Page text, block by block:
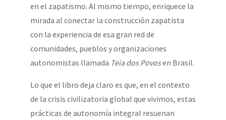
en el zapatismo. Al mismo tiempo, enriquece la
mirada al conectar la construcción zapatista
con la experiencia de esa gran red de
comunidades, pueblos y organizaciones
autonomistas llamada Teia dos Povosen Brasil.
Lo que el libro deja claro es que, en el contexto
de la crisis civilizatoria global que vivimos, estas
prácticas de autonomía integral resuenan